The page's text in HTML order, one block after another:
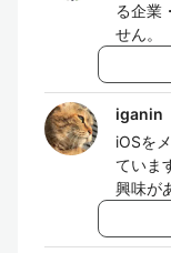
る企業
せん。
iganin
iOSを
ていま
興味が